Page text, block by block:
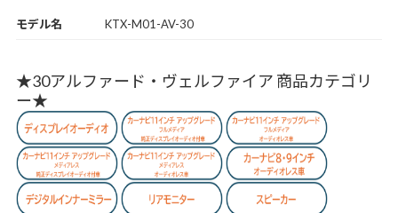
モデル名 KTX-M01-AV-30
★30アルファード・ヴェルファイア 商品カテゴリ
ー★